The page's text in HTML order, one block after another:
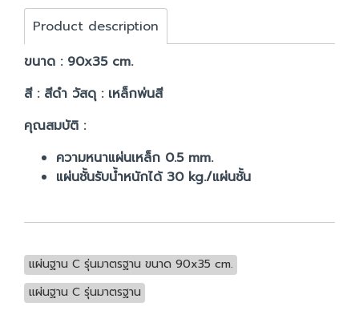
Product description
ขนาด : 90x35 cm.
สี : สีดำ วัสดุ : เหล็กพ่นสี
คุณสมบัติ :
ความหนาแผ่นเหล็ก 0.5 mm.
แผ่นชั้นรับน้ำหนักได้ 30 kg./แผ่นชั้น
แผ่นฐาน C รุ่นมาตรฐาน ขนาด 90x35 cm.
แผ่นฐาน C รุ่นมาตรฐาน